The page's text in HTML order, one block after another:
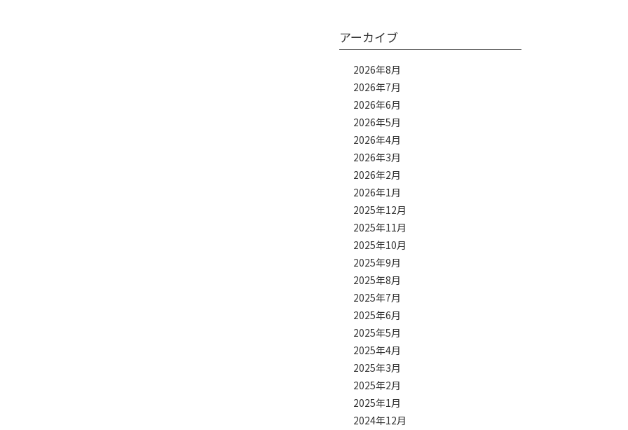
アーカイブ
2026年8月
2026年7月
2026年6月
2026年5月
2026年4月
2026年3月
2026年2月
2026年1月
2025年12月
2025年11月
2025年10月
2025年9月
2025年8月
2025年7月
2025年6月
2025年5月
2025年4月
2025年3月
2025年2月
2025年1月
2024年12月